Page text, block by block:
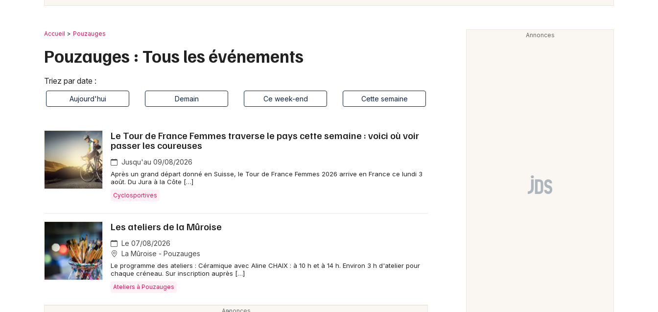
Sorties famille
Sorties & loisirs
Mulhouse
Nice
Strasbourg
Accueil Pouzauges
Pouzauges : Tous les événements
Triez par date :
Aujourd'hui Demain Ce week-end Cette semaine
Le Tour de France Femmes traverse le pays cette semaine : voici où voir
passer les coureuses
Jusqu'au 09/08/2026
Après un grand départ donné en Suisse, le Tour de France Femmes 2026 arrive en France ce lundi 3
août. Du Jura à la Côte […]
Cyclosportives
Les ateliers de la Mûroise
Le 07/08/2026
La Mûroise - Pouzauges
Le programme des ateliers : Céramique avec Aline CHAIX : à 10 h et à 14 h. Environ 3 h d'atelier pour
chaque créneau. Sur inscription auprès […]
Ateliers à Pouzauges